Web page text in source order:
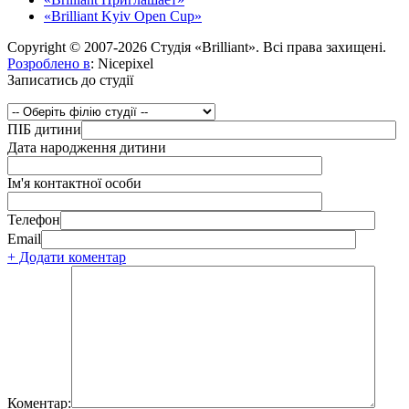
«Brilliant Kyiv Open Cup»
Copyright © 2007-2026 Студія «Brilliant». Всі права захищені.
Розроблено в: Nicepixel
Записатись до студії
ПІБ дитини
Дата народження дитини
Ім'я контактної особи
Телефон
Email
+ Додати коментар
Коментар: